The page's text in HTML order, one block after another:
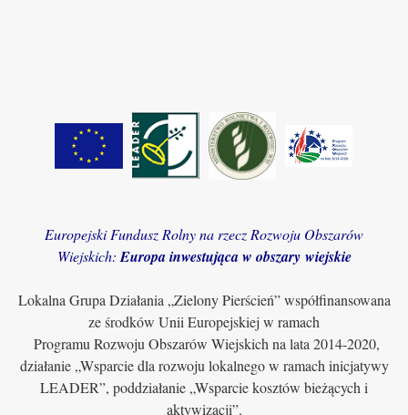
Europejski Fundusz Rolny na rzecz Rozwoju Obszarów
Wiejskich: Europa inwestująca w obszary wiejskie
Lokalna Grupa Działania „Zielony Pierścień” współfinansowana
ze środków Unii Europejskiej w ramach
Programu Rozwoju Obszarów Wiejskich na lata 2014-2020,
działanie „Wsparcie dla rozwoju lokalnego w ramach inicjatywy
LEADER”, poddziałanie „Wsparcie kosztów bieżących i
aktywizacji”.